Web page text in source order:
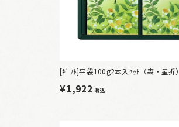
[ｷﾞﾌﾄ]平袋100g2本入ｾｯﾄ（森・星折）
¥1,922税込